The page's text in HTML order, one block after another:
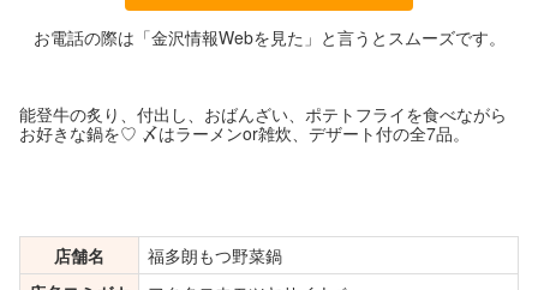
お電話の際は「金沢情報Webを見た」と言うとスムーズです。
能登牛の炙り、付出し、おばんざい、ポテトフライを食べながら
お好きな鍋を♡ 〆はラーメンor雑炊、デザート付の全7品。
店舗名
福多朗もつ野菜鍋